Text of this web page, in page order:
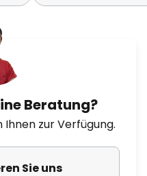
Beratung?
zur Verfügung.
Sie uns